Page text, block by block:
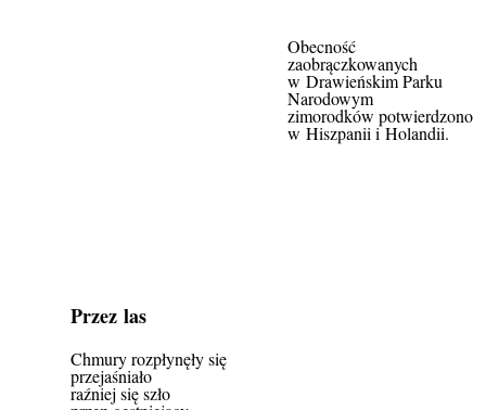
Obecność
zaobrączkowanych
w Drawieńskim Parku
Narodowym
zimorodków potwierdzono
w Hiszpanii i Holandii.
Przez las
Chmury rozpłynęły się
przejaśniało
raźniej się szło